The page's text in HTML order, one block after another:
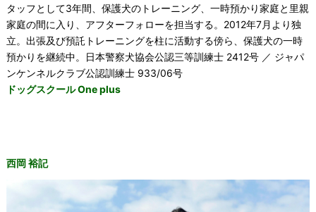
タッフとして3年間、保護犬のトレーニング、一時預かり家庭と里親
家庭の間に入り、アフターフォローを担当する。2012年7月より独
立。出張及び預託トレーニングを柱に活動する傍ら、保護犬の一時
預かりを継続中。日本警察犬協会公認三等訓練士 2412号 ／ ジャパ
ンケンネルクラブ公認訓練士 933/06号
ドッグスクール One plus
西岡 裕記